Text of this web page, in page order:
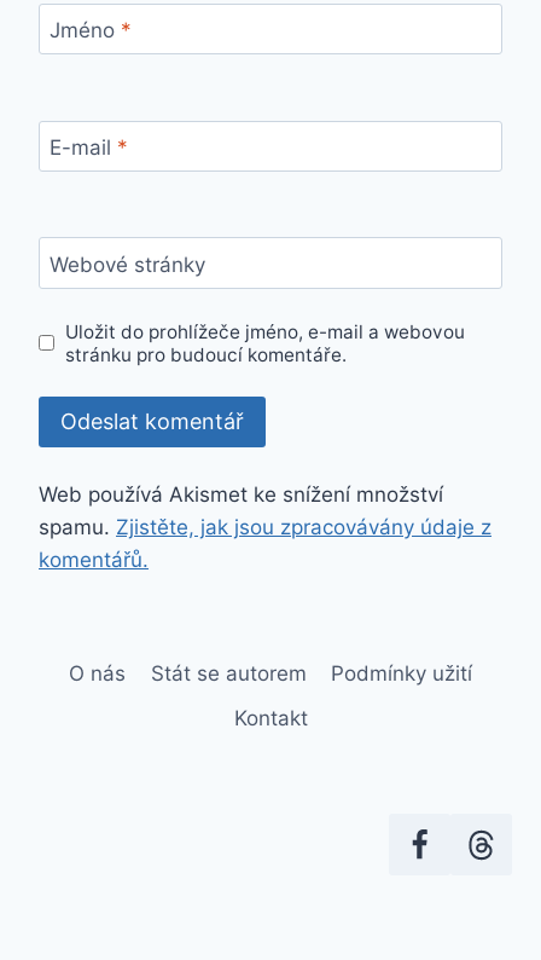
Jméno *
E-mail *
Webové stránky
Uložit do prohlížeče jméno, e-mail a webovou
stránku pro budoucí komentáře.
Web používá Akismet ke snížení množství
spamu. Zjistěte, jak jsou zpracovávány údaje z
komentářů.
O nás Stát se autorem
Podmínky užití
Kontakt